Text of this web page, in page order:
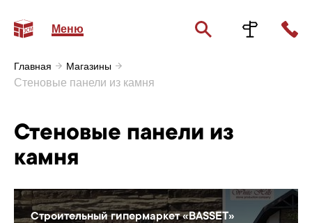
Меню
Главная Магазины
Стеновые панели из камня
Стеновые панели из
камня
Строительный гипермаркет «BASSET»